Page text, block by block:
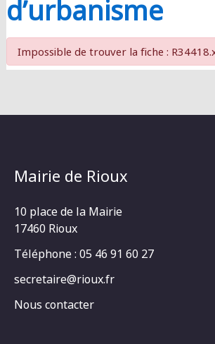
d’urbanisme
Impossible de trouver la fiche :
Mairie de Rioux
10 place de la Mairie
17460 Rioux
Téléphone : 05 46 91 60 27
secretaire@rioux.fr
Nous contacter